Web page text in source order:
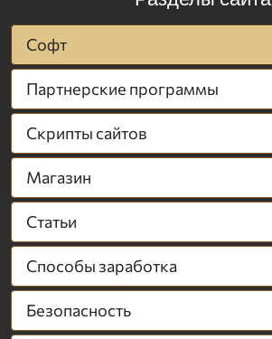
Софт
Партнерские программы
Скрипты сайтов
Магазин
Статьи
Способы заработка
Безопасность